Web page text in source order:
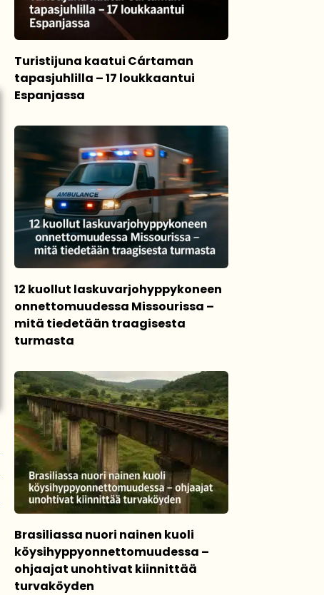
Turistijuna kaatui Cártaman
tapasjuhlilla – 17 loukkaantui
Espanjassa
12 kuollut laskuvarjohyppykoneen
onnettomuudessa Missourissa –
mitä tiedetään traagisesta
turmasta
Brasiliassa nuori nainen kuoli
köysihyppyonnettomuudessa –
ohjaajat unohtivat kiinnittää
turvaköyden